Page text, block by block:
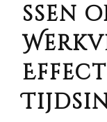
ssen